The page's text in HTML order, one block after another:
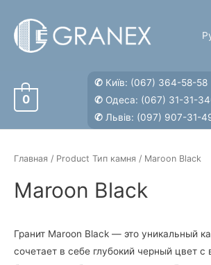
содержимому
0
✆ Київ: (067) 364-58-58
✆ Одеса: (067) 31-31-
✆ Львів: (097) 907-31-
Главная / Product Тип камня / Maroon Black
Maroon Black
Гранит Maroon Black — это уникальный
сочетает в себе глубокий черный цвет с